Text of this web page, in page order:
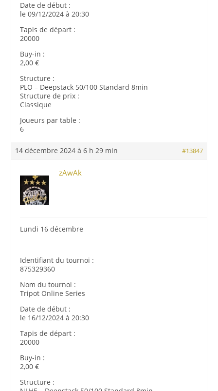
Date de début :
le 09/12/2024 à 20:30
Tapis de départ :
20000
Buy-in :
2,00 €
Structure :
PLO – Deepstack 50/100 Standard 8min
Structure de prix :
Classique
Joueurs par table :
6
14 décembre 2024 à 6 h 29 min #13847
zAwAk
Lundi 16 décembre
Identifiant du tournoi :
875329360
Nom du tournoi :
Tripot Online Series
Date de début :
le 16/12/2024 à 20:30
Tapis de départ :
20000
Buy-in :
2,00 €
Structure :